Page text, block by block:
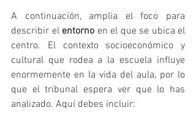
A continuación, amplia el foco para
describir el entorno en el que se ubica el
centro. El contexto socioeconómico y
cultural que rodea a la escuela influye
enormemente en la vida del aula, por lo
que el tribunal espera ver que lo has
analizado. Aquí debes incluir: